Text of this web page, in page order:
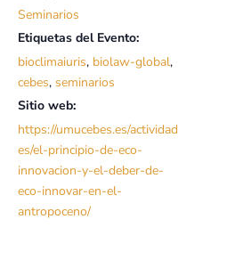
Seminarios
Etiquetas del Evento:
bioclimaiuris, biolaw-global,
cebes, seminarios
Sitio web:
https://umucebes.es/actividad
es/el-principio-de-eco-
innovacion-y-el-deber-de-
eco-innovar-en-el-
antropoceno/